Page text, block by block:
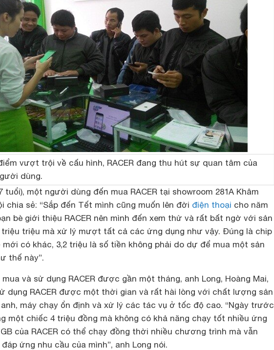
vượt trội về cấu hình, RACER đang thu hút sự quan tâm của
dùng.
tuổi), một người dùng đến mua RACER tại showroom 281A Khâm
chia sẻ: “Sắp đến Tết mình cũng muốn lên đời điện thoại cho năm
bè giới thiệu RACER nên mình đến xem thử và rất bất ngờ với sản
triệu triệu mà xử lý mượt tất cả các ứng dụng như vậy. Đúng là chip
có khác, 3,2 triệu là số tiền không phải do dự để mua một sản
thế này”.
và sử dụng RACER được gần một tháng, anh Long, Hoàng Mai,
dụng RACER được một thời gian và rất hài lòng với chất lượng sản
anh, máy chạy ổn định và xử lý các tác vụ ở tốc độ cao. “Ngày trước
một chiếc 4 triệu đồng mà không có khả năng chạy tốt nhiều ứng
của RACER có thể chạy đồng thời nhiều chương trình mà vẫn
đáp ứng nhu cầu của mình”, anh Long nói.